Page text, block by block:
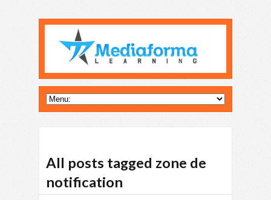
All posts tagged zone de
notification